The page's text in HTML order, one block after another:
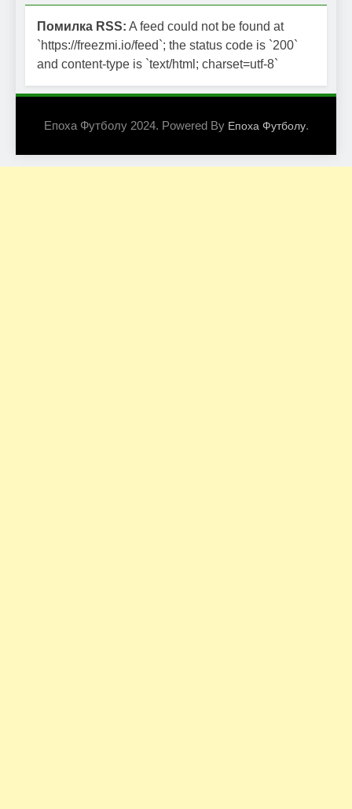
Помилка RSS: A feed could not be found at
`https://freezmi.io/feed`; the status code is `200`
and content-type is `text/html; charset=utf-8`
Епоха Футболу 2024. Powered By Епоха Футболу.